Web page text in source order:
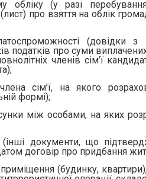
обліку (у разі
про взяття на облік
(довідки
податків про суми
членів сім’ї
сім’ї, на якого
формі);
між особами, на яких
документи, що
договір про придбання
(будинку,